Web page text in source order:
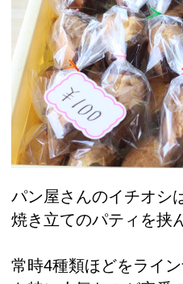
パン屋さんのイチオシ
焼き立てのパティを挟
常時4種類ほどをライ